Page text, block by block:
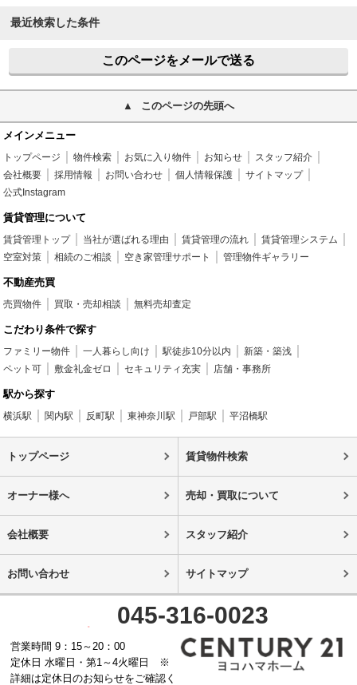
最近検索した条件
このページをメールで送る
このページの先頭へ
メインメニュー
トップページ 物件検索 お気に入り物件 お知らせ
スタッフ紹介
会社概要
採用情報 お問い合わせ 個人情報保護
サイトマップ
公式Instagram
賃貸管理について
賃貸管理トップ 当社が選ばれる理由 賃貸管理の流れ
賃貸管理システム
空室対策
相続のご相談 空き家管理サポート 管理物件ギャラリー
不動産売買
売買物件 買取・売却相談 無料売却査定
こだわり条件で探す
ファミリー物件 一人暮らし向け 駅徒歩10分以内
新築・築浅
ペット可
敷金礼金ゼロ セキュリティ充実 店舗・事務所
駅から探す
横浜駅 関内駅 反町駅 東神奈川駅 戸部駅 平沼橋駅
トップページ 賃貸物件検索
オーナー様へ 売却・買取について
会社概要 スタッフ紹介
お問い合わせ サイトマップ
045-316-0023
営業時間 9：15～20：00
定休日 水曜日・第1～4火曜日 ※
詳細は定休日のお知らせをご確認く